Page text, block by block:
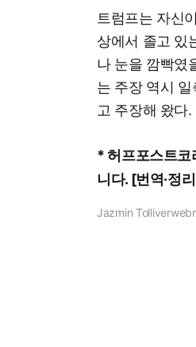
트럼프는 자신
상에서 졸고 있
나 눈을 깜빡였
는 주장 역시
고 주장해 왔다.
*허프포스트코
니다. [번역·정리
Jazmin Tolliver